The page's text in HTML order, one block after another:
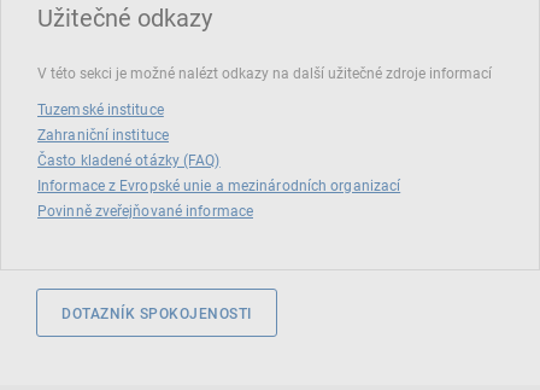
Užitečné odkazy
V této sekci je možné nalézt odkazy na další užitečné zdroje informací
Tuzemské instituce
Zahraniční instituce
Často kladené otázky (FAQ)
Informace z Evropské unie a mezinárodních organizací
Povinně zveřejňované informace
DOTAZNÍK SPOKOJENOSTI